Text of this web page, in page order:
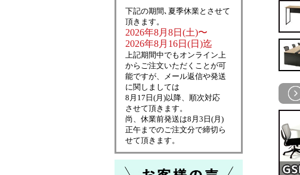
下記の期間､夏季休業とさせて
頂きます。
2026年8月8日(土)〜
2026年8月16日(日)迄
上記期間中でもオンライン上
からご注文いただくことが可
能ですが、メール返信や発送
に関しましては
8月17日(月)以降、順次対応
させて頂きます。
尚、休業前発送は8月3日(月)
正午までのご注文分で締切ら
せて頂きます。